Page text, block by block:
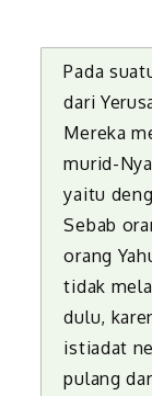
Pada
dari
Mereka
murid-
yaitu
Sebab
orang
tidak
dulu,
istiadat
pulang